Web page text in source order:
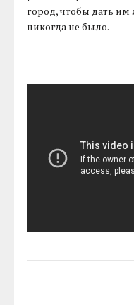
город, чтобы дать
никогда не было.